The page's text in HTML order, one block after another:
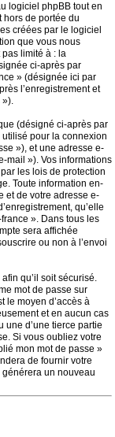
logiciel phpBB tout en
hors de portée du
créées par le logiciel
que vous nous
pas limité à : la
ci-après par
» (désignée ici par
l’enregistrement et
»).
(désigné ci-après par
pour la connexion
»), et une adresse e-
mail »). Vos informations
les lois de protection
Toute information en-
et de votre adresse e-
qu’elle
». Dans tous les
sera affichée
ou non à l’envoi
qu’il soit sécurisé.
mot de passe sur
le moyen d’accès à
et en aucun cas
une d’une tierce partie
Si vous oubliez votre
mon mot de passe »
de fournir votre
un nouveau